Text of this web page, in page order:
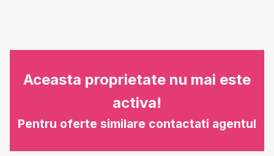
Aceasta proprietate nu mai este
activa!
Pentru oferte similare contactati agentul